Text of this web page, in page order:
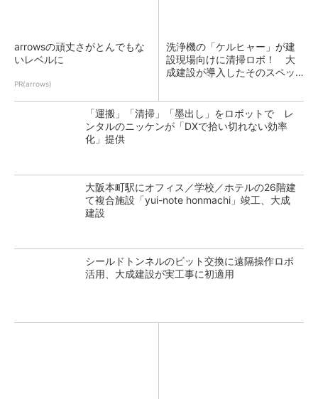
arrowsの頑丈さがとんでもな
いレベルに
PR(arrows)
洗浄機の「ケルヒャー」が建
設現場向けに清掃ロボ！ 大
成建設が導入したそのスペッ
「運搬」「清掃」「墨出し」をロボットで レ
ンタルのニッケンが「DXで拾い切れない効率
化」提供
大阪本町駅にオフィス／学校／ホテルの26階建
て複合施設「yui-note honmachi」竣工、大成
建設
シールドトンネルのビット交換に遠隔操作ロボ
活用、大成建設が実工事に初適用